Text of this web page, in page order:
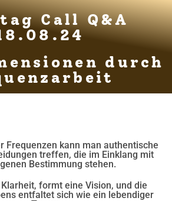
Call Q&A
durch
Frequenzen kann man authentische
treffen, die im Einklang mit
Bestimmung stehen.
formt eine Vision, und die
entfaltet sich wie ein lebendiger